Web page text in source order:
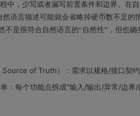
中，少写或者漏写前置条件和边界。在
语言描述可能就会省略掉硬币数不足
不是很符合自然语言的“自然性”，但也确
of Truth）：需求以规格/接口契约
：每个功能点拆成“输入/输出/异常/边界/